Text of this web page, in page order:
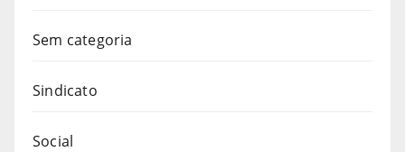
Sem categoria
Sindicato
Social